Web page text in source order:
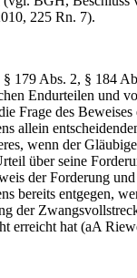
225 Rn. 7).
Abs. 2, § 184
Endurteilen und
Frage des
allein
wenn der
über seine
der Forderung
bereits entgegen,
der
erreicht hat (aA